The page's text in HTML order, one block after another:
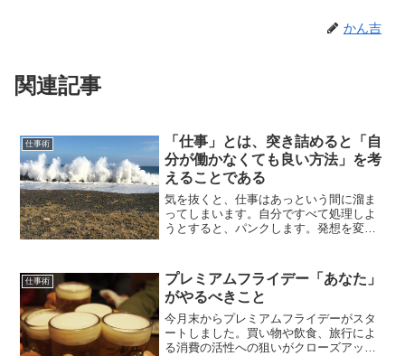
かん吉
関連記事
仕事術
「仕事」とは、突き詰めると「自
分が働かなくても良い方法」を考
えることである
気を抜くと、仕事はあっという間に溜ま
ってしまいます。自分ですべて処理しよ
うとすると、パンクします。発想を変え
うにしましょう。
仕事術
プレミアムフライデー「あなた」
がやるべきこと
今月末からプレミアムフライデーがスタ
ートしました。買い物や飲食、旅行によ
る消費の活性への狙いがクローズアップ